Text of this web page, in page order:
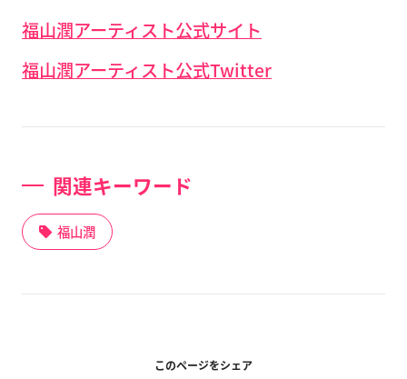
福山潤アーティスト公式サイト
福山潤アーティスト公式Twitter
関連キーワード
福山潤
このページをシェア